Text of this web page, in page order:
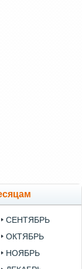
СЕНТЯБРЬ
ОКТЯБРЬ
НОЯБРЬ